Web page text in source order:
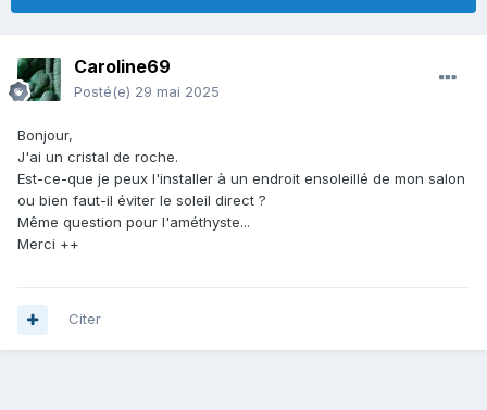
Caroline69
Posté(e) 29 mai 2025
Bonjour,
J'ai un cristal de roche.
Est-ce-que je peux l'installer à un endroit ensoleillé de mon salon
ou bien faut-il éviter le soleil direct ?
Même question pour l'améthyste...
Merci ++
Citer